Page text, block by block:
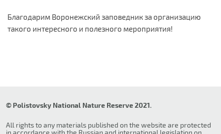
Благодарим Воронежский заповедник за организацию
такого интересного и полезного мероприятия!
© Polistovsky National Nature Reserve 2021.
All rights to any materials published on the website are protected
in accordance with the Russian and international legislation on